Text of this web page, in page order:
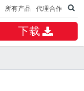
所有产品 代理合作
下载